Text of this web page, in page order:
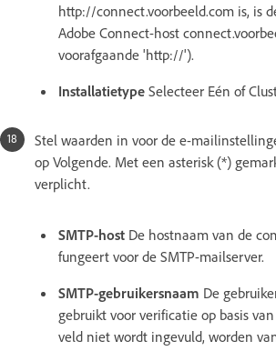
http://connect.voorbeeld.com is, is
Adobe Connect-host
voorafgaande 'http://').
Installatietype Selecteer Eén of
Stel waarden in voor de e-
op Volgende. Met een asterisk (*)
verplicht.
SMTP-host De hostnaam van de
fungeert voor de SMTP-mailserver.
SMTP-gebruikersnaam De
gebruikt voor verificatie op basis
veld niet wordt ingevuld, worden